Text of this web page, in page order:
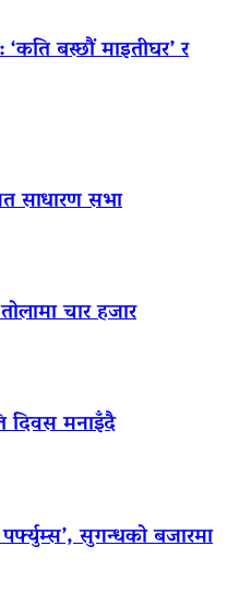
बस्छौं माइतीघर’ र
साधारण सभा
चार हजार
दिवस मनाइँदै
सुगन्धको बजारमा